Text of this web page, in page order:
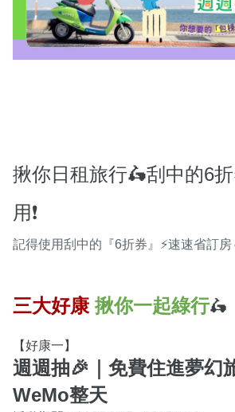
揪你日租旅行🛵刮中的6
用❗️
記得使用刮中的『6折券』⚡速速省訂房
三大好康 揪你一起綠行🛵
【好康一】
週週抽🎉｜免費住進夢幻
WeMo整天